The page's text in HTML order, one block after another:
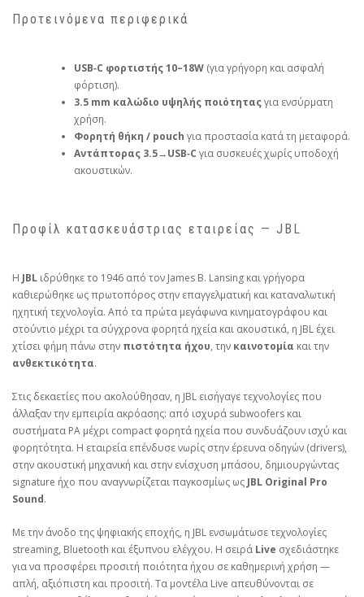
Προτεινόμενα περιφερικά
USB‑C φορτιστής 10–18W (για γρήγορη και ασφαλή
φόρτιση).
3.5 mm καλώδιο υψηλής ποιότηταςγια ενσύρματη
χρήση.
Φορητή θήκη / pouch για προστασία κατά τη μεταφορά.
Αντάπτορας 3.5→USB‑C για συσκευές χωρίς υποδοχή
ακουστικών.
Προφίλ κατασκευάστριας εταιρείας — JBL
Η JBL ιδρύθηκε το 1946 από τον James B. Lansing και γρήγορα
καθιερώθηκε ως πρωτοπόρος στην επαγγελματική και καταναλωτική
ηχητική τεχνολογία. Από τα πρώτα μεγάφωνα κινηματογράφου και
στούντιο μέχρι τα σύγχρονα φορητά ηχεία και ακουστικά, η JBL έχει
χτίσει φήμη πάνω στην πιστότητα ήχου, την καινοτομία και την
ανθεκτικότητα.
Στις δεκαετίες που ακολούθησαν, η JBL εισήγαγε τεχνολογίες που
άλλαξαν την εμπειρία ακρόασης: από ισχυρά subwoofers και
συστήματα PA μέχρι compact φορητά ηχεία που συνδυάζουν ισχύ και
φορητότητα. Η εταιρεία επένδυσε νωρίς στην έρευνα οδηγών (drivers),
στην ακουστική μηχανική και στην ενίσχυση μπάσου, δημιουργώντας
signature ήχο που αναγνωρίζεται παγκοσμίως ως JBL Original Pro
Sound.
Με την άνοδο της ψηφιακής εποχής, η JBL ενσωμάτωσε τεχνολογίες
streaming, Bluetooth και έξυπνου ελέγχου. Η σειρά Live σχεδιάστηκε
για να προσφέρει προσιτή ποιότητα ήχου σε καθημερινή χρήση —
απλή, αξιόπιστη και προσιτή. Τα μοντέλα Live απευθύνονται σε